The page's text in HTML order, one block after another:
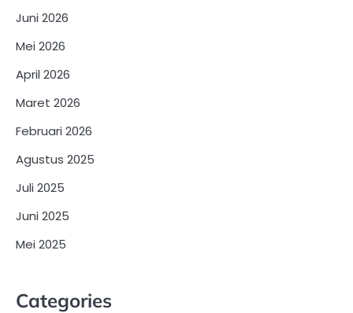
Juni 2026
Mei 2026
April 2026
Maret 2026
Februari 2026
Agustus 2025
Juli 2025
Juni 2025
Mei 2025
Categories